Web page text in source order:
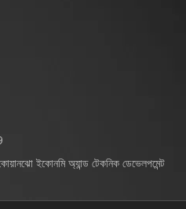
ইকোনমি অ্যান্ড টেকনিক ডেভেলপমেন্ট